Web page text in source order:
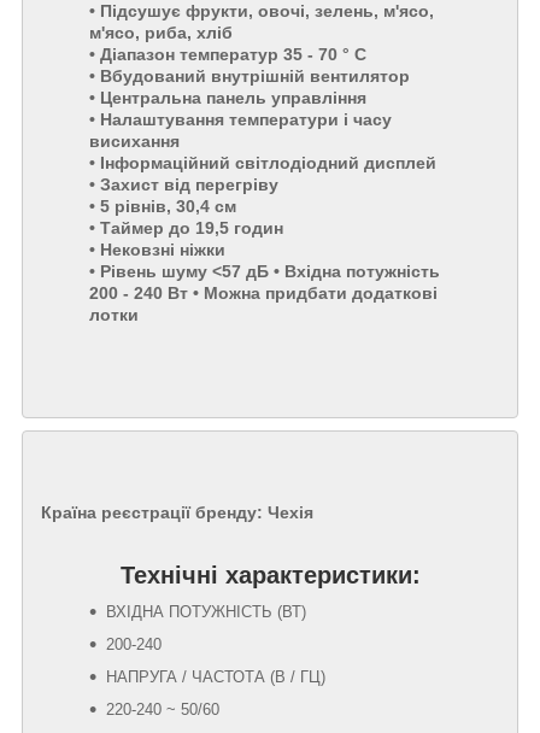
• Підсушує фрукти, овочі, зелень, м'ясо,
м'ясо, риба, хліб
• Діапазон температур 35 - 70 ° C
• Вбудований внутрішній вентилятор
• Центральна панель управління
• Налаштування температури і часу
висихання
• Інформаційний світлодіодний дисплей
• Захист від перегріву
• 5 рівнів, 30,4 см
• Таймер до 19,5 годин
• Нековзні ніжки
• Рівень шуму <57 дБ • Вхідна потужність
200 - 240 Вт • Можна придбати додаткові
лотки
Технічні характеристики:
ВХІДНА ПОТУЖНІСТЬ (ВТ)
200-240
НАПРУГА / ЧАСТОТА (В / ГЦ)
220-240 ~ 50/60
Країна реєстрації бренду: Чехія